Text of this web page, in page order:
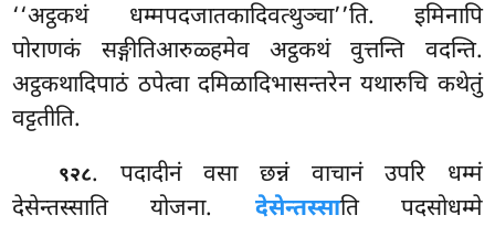
‘‘अट्ठकथं धम्मपदजातकादिवत्थुञ्चा’’ति. इमिनापि
पोराणकं सङ्गीतिआरुळ्हमेव अट्ठकथं वुत्तन्ति वदन्ति.
अट्ठकथादिपाठं ठपेत्वा दमिळादिभासन्तरेन यथारुचि कथेतुं
वट्टतीति.
९२८. पदादीनं वसा छन्नं वाचानं उपरि धम्मं
देसेन्तस्साति योजना. देसेन्तस्साति पदसोधम्मे